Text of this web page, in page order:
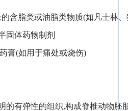
的含脂类或油脂类物质(如凡士林、
固体药物制剂
膏(如用于痛处或烧伤)
的有弹性的组织,构成脊椎动物胚